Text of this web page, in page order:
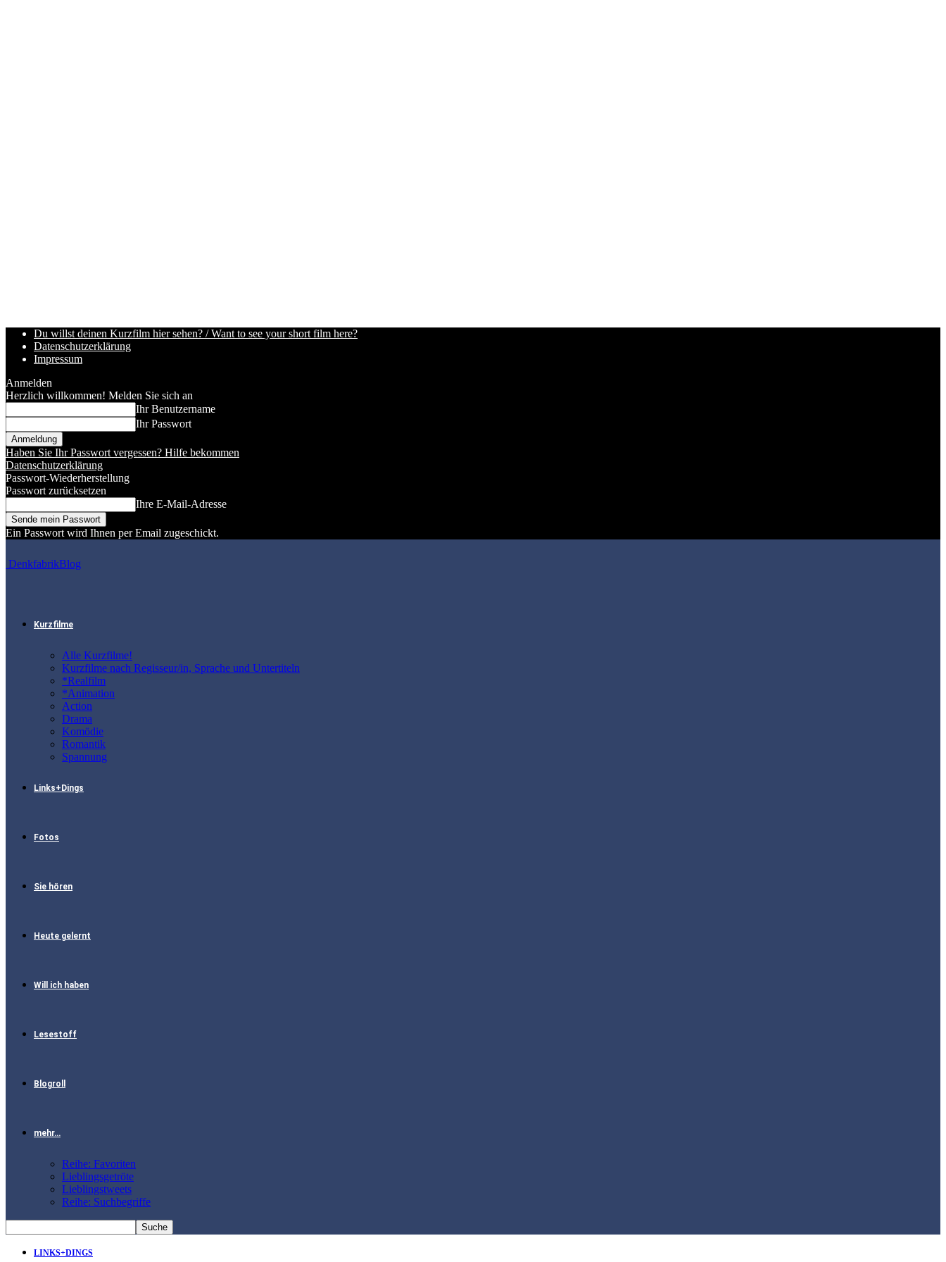
Du willst deinen Kurzfilm hier sehen? / Want to see your short film here?
Datenschutzerklärung
Impressum
Anmelden
Herzlich willkommen! Melden Sie sich an
Ihr Benutzername
Ihr Passwort
Haben Sie Ihr Passwort vergessen? Hilfe bekommen
Datenschutzerklärung
Passwort-Wiederherstellung
Passwort zurücksetzen
Ihre E-Mail-Adresse
Ein Passwort wird Ihnen per Email zugeschickt.
DenkfabrikBlog
Kurzfilme
Alle Kurzfilme!
Kurzfilme nach Regisseur/in, Sprache und Untertiteln
*Realfilm
*Animation
Action
Drama
Komödie
Romantik
Spannung
Links+Dings
Fotos
Sie hören
Heute gelernt
Will ich haben
Lesestoff
Blogroll
mehr…
Reihe: Favoriten
Lieblingsgetröte
Lieblingstweets
Reihe: Suchbegriffe
LINKS+DINGS